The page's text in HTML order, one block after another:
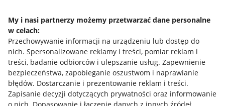
My i nasi partnerzy możemy przetwarzać dane personalne
w celach:
Przechowywanie informacji na urządzeniu lub dostęp do
nich. Spersonalizowane reklamy i treści, pomiar reklam i
treści, badanie odbiorców i ulepszanie usług. Zapewnienie
bezpieczeństwa, zapobieganie oszustwom i naprawianie
błędów. Dostarczanie i prezentowanie reklam i treści.
Zapisanie decyzji dotyczących prywatności oraz informowanie
Allegro Gadane dla sprzedających
Allegro Gadane dla kupujących
Mapa miejscowości
Informacje prawne